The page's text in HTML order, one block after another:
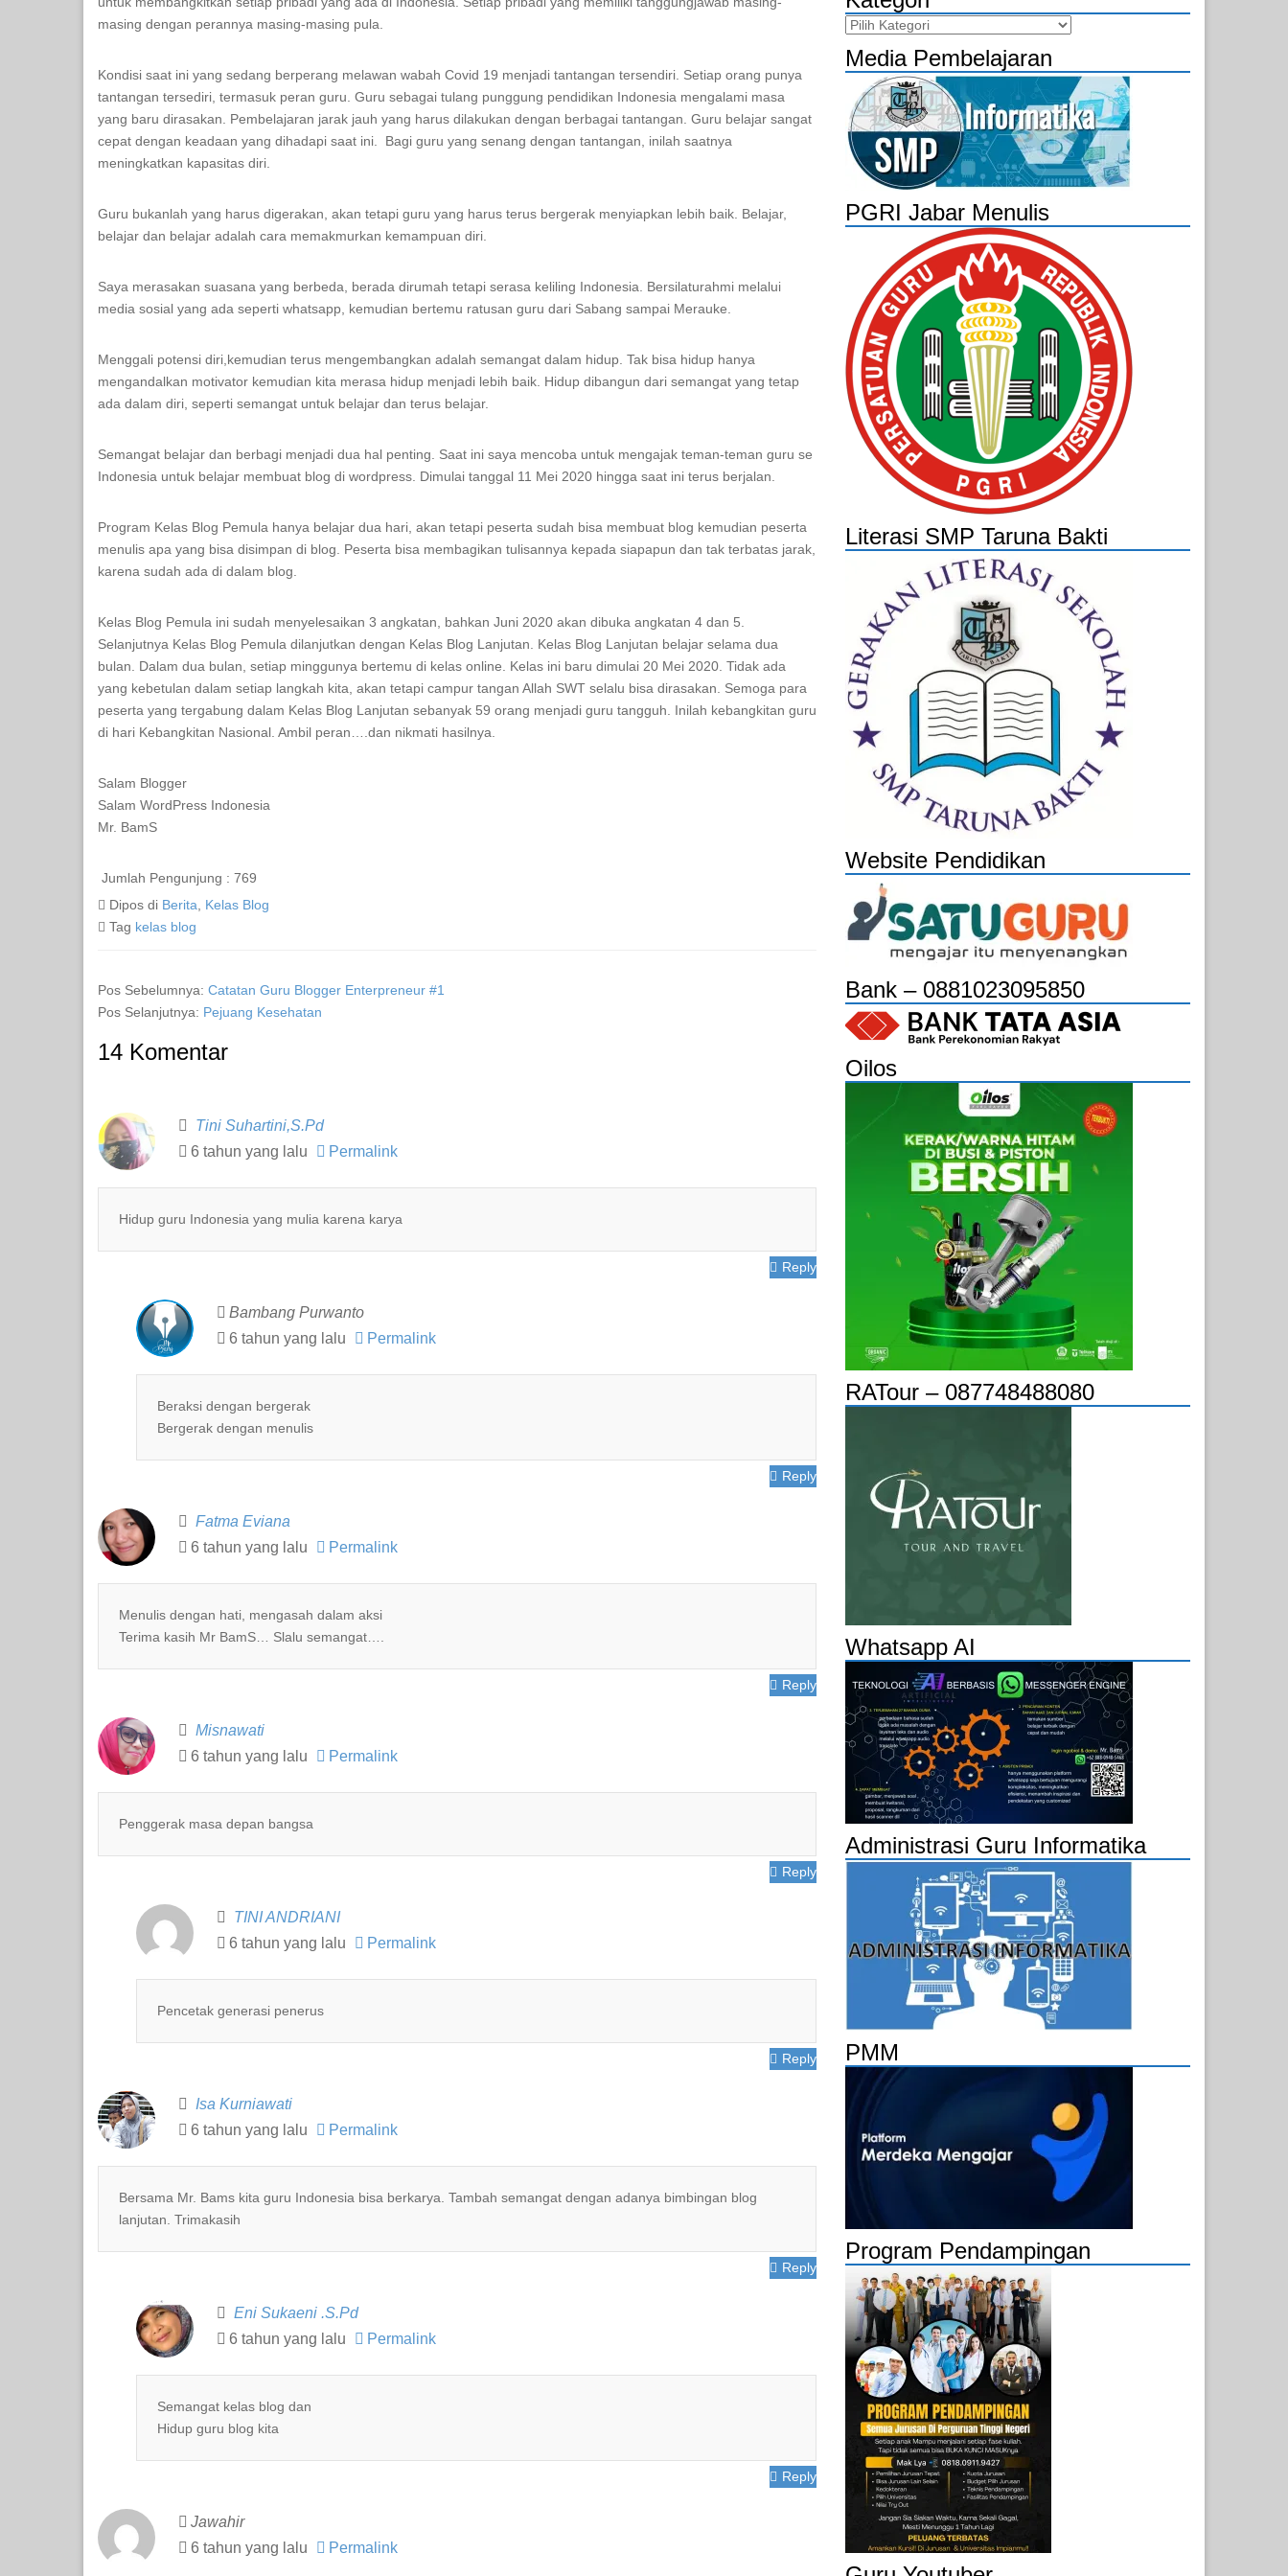
masing dengan perannya masing-masing pula.
Kondisi saat ini yang sedang berperang melawan wabah Covid 19 menjadi tantangan tersendiri. Setiap orang punya
tantangan tersediri, termasuk peran guru. Guru sebagai tulang punggung pendidikan Indonesia mengalami masa
yang baru dirasakan. Pembelajaran jarak jauh yang harus dilakukan dengan berbagai tantangan. Guru belajar sangat
cepat dengan keadaan yang dihadapi saat ini. Bagi guru yang senang dengan tantangan, inilah saatnya
meningkatkan kapasitas diri.
Guru bukanlah yang harus digerakan, akan tetapi guru yang harus terus bergerak menyiapkan lebih baik. Belajar,
belajar dan belajar adalah cara memakmurkan kemampuan diri.
Saya merasakan suasana yang berbeda, berada dirumah tetapi serasa keliling Indonesia. Bersilaturahmi melalui
media sosial yang ada seperti whatsapp, kemudian bertemu ratusan guru dari Sabang sampai Merauke.
Menggali potensi diri,kemudian terus mengembangkan adalah semangat dalam hidup. Tak bisa hidup hanya
mengandalkan motivator kemudian kita merasa hidup menjadi lebih baik. Hidup dibangun dari semangat yang tetap
ada dalam diri, seperti semangat untuk belajar dan terus belajar.
Semangat belajar dan berbagi menjadi dua hal penting. Saat ini saya mencoba untuk mengajak teman-teman guru se
Indonesia untuk belajar membuat blog di wordpress. Dimulai tanggal 11 Mei 2020 hingga saat ini terus berjalan.
Program Kelas Blog Pemula hanya belajar dua hari, akan tetapi peserta sudah bisa membuat blog kemudian peserta
menulis apa yang bisa disimpan di blog. Peserta bisa membagikan tulisannya kepada siapapun dan tak terbatas jarak,
karena sudah ada di dalam blog.
Kelas Blog Pemula ini sudah menyelesaikan 3 angkatan, bahkan Juni 2020 akan dibuka angkatan 4 dan 5.
Selanjutnya Kelas Blog Pemula dilanjutkan dengan Kelas Blog Lanjutan. Kelas Blog Lanjutan belajar selama dua
bulan. Dalam dua bulan, setiap minggunya bertemu di kelas online. Kelas ini baru dimulai 20 Mei 2020. Tidak ada
yang kebetulan dalam setiap langkah kita, akan tetapi campur tangan Allah SWT selalu bisa dirasakan. Semoga para
peserta yang tergabung dalam Kelas Blog Lanjutan sebanyak 59 orang menjadi guru tangguh. Inilah kebangkitan guru
di hari Kebangkitan Nasional. Ambil peran….dan nikmati hasilnya.
Salam Blogger
Salam WordPress Indonesia
Mr. BamS
Jumlah Pengunjung : 769
Dipos di Berita
Kelas Blog
Tag kelas blog
Pos Sebelumnya: Catatan Guru Blogger Enterpreneur #1
Pos Selanjutnya: Pejuang Kesehatan
14 Komentar
Tini Suhartini,S.Pd
6 tahun yang lalu
Permalink
Hidup guru Indonesia yang mulia karena karya
Reply
Bambang Purwanto
6 tahun yang lalu
Permalink
Beraksi dengan bergerak
Bergerak dengan menulis
Reply
Fatma Eviana
6 tahun yang lalu
Permalink
Menulis dengan hati, mengasah dalam aksi
Terima kasih Mr BamS… Slalu semangat….
Reply
Misnawati
6 tahun yang lalu
Permalink
Penggerak masa depan bangsa
Reply
TINI ANDRIANI
6 tahun yang lalu
Permalink
Pencetak generasi penerus
Reply
Isa Kurniawati
6 tahun yang lalu
Permalink
Bersama Mr. Bams kita guru Indonesia bisa berkarya. Tambah semangat dengan adanya bimbingan blog
lanjutan. Trimakasih
Reply
Eni Sukaeni .S.Pd
6 tahun yang lalu
Permalink
Semangat kelas blog dan
Hidup guru blog kita
Reply
Jawahir
6 tahun yang lalu
Permalink
Kategori
Media Pembelajaran
PGRI Jabar Menulis
Literasi SMP Taruna Bakti
Website Pendidikan
Bank – 0881023095850
Oilos
RATour – 087748488080
Whatsapp AI
Administrasi Guru Informatika
PMM
Program Pendampingan